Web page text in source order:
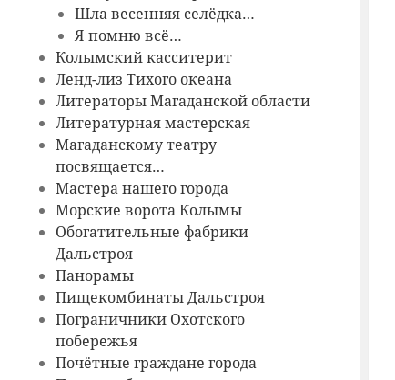
Шла весенняя селёдка…
Я помню всё…
Колымский касситерит
Ленд-лиз Тихого океана
Литераторы Магаданской области
Литературная мастерская
Магаданскому театру
посвящается…
Мастера нашего города
Морские ворота Колымы
Обогатительные фабрики
Дальстроя
Панорамы
Пищекомбинаты Дальстроя
Пограничники Охотского
побережья
Почётные граждане города